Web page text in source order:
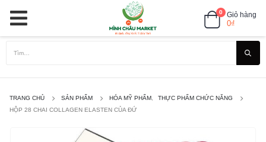
0 Giỏ hàng
0₫
TRANG CHỦ SẢN PHẨM HÓA MỸ PHẨM
THỰC PHẨM CHỨC NĂNG
HỘP 28 CHAI COLLAGEN ELASTEN CỦA ĐỨ